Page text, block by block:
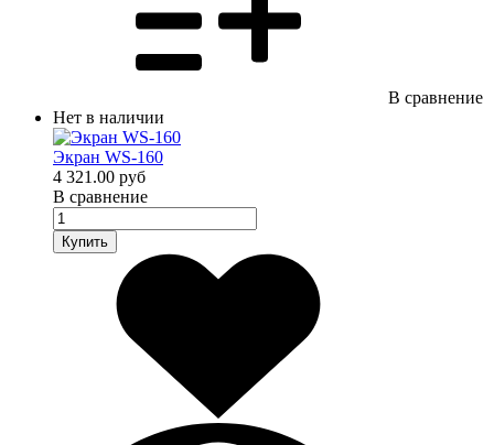
В сравнение
Нет в наличии
Экран WS-160
4 321.00 руб
В сравнение
Купить